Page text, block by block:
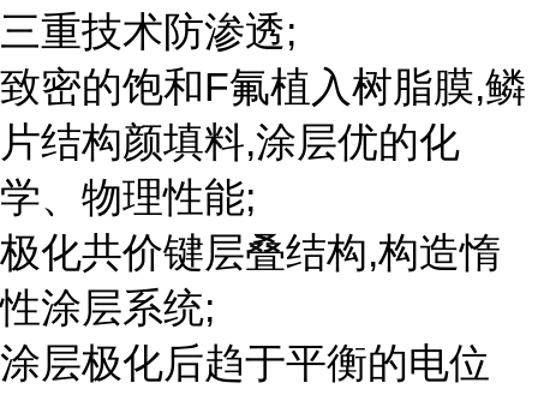
三重技术防渗透;
致密的饱和F氟植入树脂膜,鳞
片结构颜填料,涂层优的化
学、物理性能;
极化共价键层叠结构,构造惰
性涂层系统;
涂层极化后趋于平衡的电位